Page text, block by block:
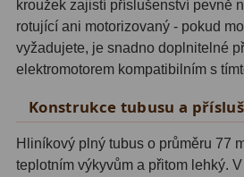
Zrcátka a hranoly
Výtahy a ostření1
Svítilny5
kroužek zajistí příslušenství pevně
rotující ani motorizovaný - pokud
vyžadujete, je snadno doplnitelné
elektromotorem kompatibilním s
Konstrukce tubusu a
Hliníkový plný tubus o průměru 77
teplotním výkyvům a přitom lehký.